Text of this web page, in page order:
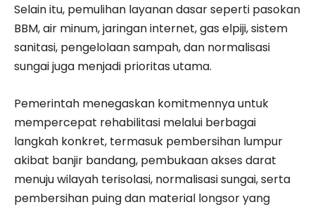
Selain itu, pemulihan layanan dasar seperti pasokan
BBM, air minum, jaringan internet, gas elpiji, sistem
sanitasi, pengelolaan sampah, dan normalisasi
sungai juga menjadi prioritas utama.
Pemerintah menegaskan komitmennya untuk
mempercepat rehabilitasi melalui berbagai
langkah konkret, termasuk pembersihan lumpur
akibat banjir bandang, pembukaan akses darat
menuju wilayah terisolasi, normalisasi sungai, serta
pembersihan puing dan material longsor yang